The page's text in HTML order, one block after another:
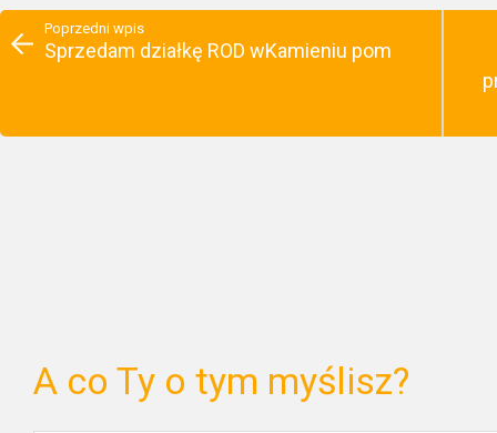
Poprzedni wpis
Sprzedam działkę ROD wKamieniu pom
A co Ty o tym myślisz?